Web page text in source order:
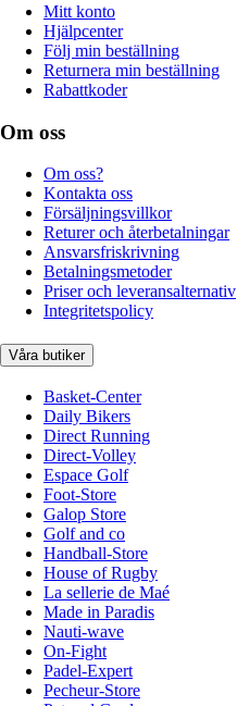
Mitt konto
Hjälpcenter
Följ min beställning
Returnera min beställning
Rabattkoder
Om oss
Om oss?
Kontakta oss
Försäljningsvillkor
Returer och återbetalningar
Ansvarsfriskrivning
Betalningsmetoder
Priser och leveransalternativ
Integritetspolicy
Våra butiker
Basket-Center
Daily Bikers
Direct Running
Direct-Volley
Espace Golf
Foot-Store
Galop Store
Golf and co
Handball-Store
House of Rugby
La sellerie de Maé
Made in Paradis
Nauti-wave
On-Fight
Padel-Expert
Pecheur-Store